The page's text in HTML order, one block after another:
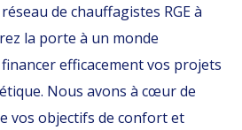
de chauffagistes RGE à
la porte à un monde
efficacement vos projets
Nous avons à cœur de
vos objectifs de confort et